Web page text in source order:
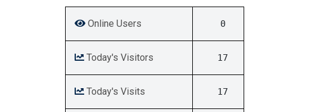
Online Users 0
Today's Visitors 17
Today's Visits 17